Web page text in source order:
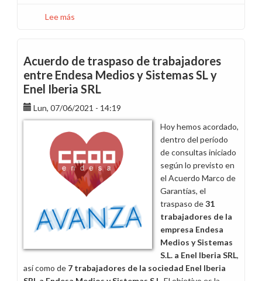
Lee más
el
traspaso
de
trabajadores
de
eDistribución
a
Enel
Iberia
SRL
sin
firma
de
Acuerdo de traspaso de trabajadores
entre Endesa Medios y Sistemas SL y
Enel Iberia SRL
Lun, 07/06/2021 - 14:19
Hoy hemos acordado,
dentro del período
de consultas iniciado
según lo previsto en
el Acuerdo Marco de
Garantías, el
traspaso de31
trabajadores de la
empresa Endesa
Medios y Sistemas
S.L. a Enel Iberia SRL,
así como de 7 trabajadores de la sociedad Enel Iberia